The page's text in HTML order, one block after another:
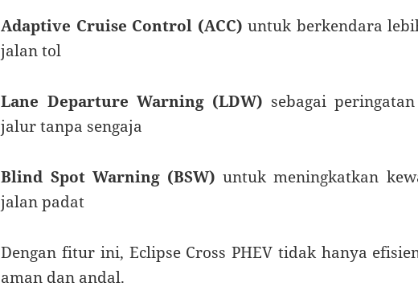
Adaptive Cruise Control (ACC) untuk berkendara
jalan tol
Lane Departure Warning (LDW) sebagai
jalur tanpa sengaja
Blind Spot Warning (BSW) untuk meningkatkan
jalan padat
Dengan fitur ini, Eclipse Cross PHEV tidak hanya
aman dan andal.